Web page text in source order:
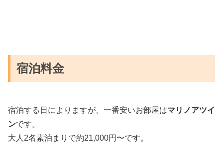
宿泊料金
宿泊する日によりますが、一番安いお部屋はマリノアツイ
ンです。
大人2名素泊まりで約21,000円〜です。